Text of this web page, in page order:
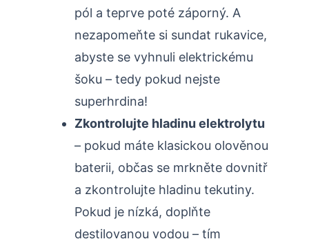
pól a teprve poté záporný. A
nezapomeňte si sundat rukavice,
abyste se vyhnuli elektrickému
šoku – tedy pokud nejste
superhrdina!
Zkontrolujte hladinu elektrolytu
– pokud máte klasickou olověnou
baterii, občas se mrkněte dovnitř
a zkontrolujte hladinu tekutiny.
Pokud je nízká, doplňte
destilovanou vodou – tím